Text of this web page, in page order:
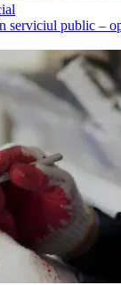
serviciul public –